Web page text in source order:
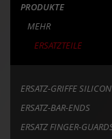
PRODUKTE
MEHR
ERSATZTEILE
ERSATZ-GRIFFE SILICON
ERSATZ-BAR-ENDS
ERSATZ FINGER-